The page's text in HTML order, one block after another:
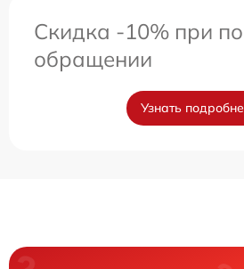
Скидка -10% при
обращении
Узнать